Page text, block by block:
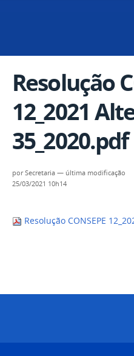
Resolução
12_2021
35_2020.pdf
porSecretaria — última modificação
25/03/2021 10h14
Resolução CONSEPE